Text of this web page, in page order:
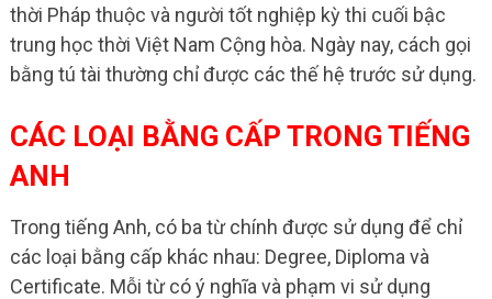
thời Pháp thuộc và người tốt nghiệp kỳ thi cuối bậc
trung học thời Việt Nam Cộng hòa. Ngày nay, cách gọi
bằng tú tài thường chỉ được các thế hệ trước sử dụng.
CÁC LOẠI BẰNG CẤP TRONG TIẾNG
ANH
Trong tiếng Anh, có ba từ chính được sử dụng để chỉ
các loại bằng cấp khác nhau: Degree, Diploma và
Certificate. Mỗi từ có ý nghĩa và phạm vi sử dụng